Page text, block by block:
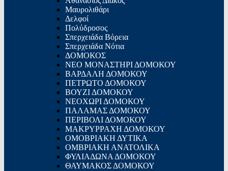
Μαυρολιθάρι
Δελφοί
Πολύδροσος
Σπερχειάδα Βόρεια
Σπερχειάδα Νότια
ΔΟΜΟΚΟΣ
ΝΕΟ ΜΟΝΑΣΤΗΡΙ ΔΟΜΟΚΟΥ
ΒΑΡΔΑΛΗ ΔΟΜΟΚΟΥ
ΠΕΤΡΩΤΟ ΔΟΜΟΚΟΥ
ΒΟΥΖΙ ΔΟΜΟΚΟΥ
ΝΕΟΧΩΡΙ ΔΟΜΟΚΟΥ
ΠΑΛΑΜΑΣ ΔΟΜΟΚΟΥ
ΠΕΡΙΒΟΛΙ ΔΟΜΟΚΟΥ
ΜΑΚΡΥΡΡΑΧΗ ΔΟΜΟΚΟΥ
ΟΜΟΒΡΙΑΚΗ ΔΥΤΙΚΑ
ΟΜΒΡΙΑΚΗ ΑΝΑΤΟΛΙΚΑ
ΦΥΛΙΑΔΩΝΑ ΔΟΜΟΚΟΥ
ΘΑΥΜΑΚΟΣ ΔΟΜΟΚΟΥ